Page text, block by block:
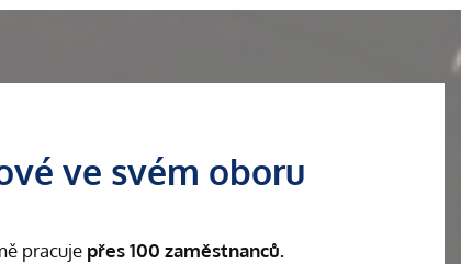
ve svém oboru
pracuje přes 100 zaměstnanců.